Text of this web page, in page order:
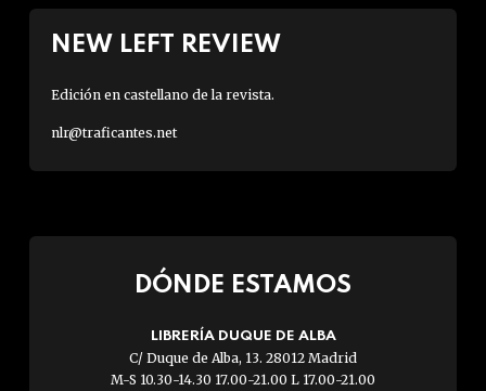
NEW LEFT REVIEW
Edición en castellano de la revista.
nlr@traficantes.net
DÓNDE ESTAMOS
LIBRERÍA DUQUE DE ALBA
C/ Duque de Alba, 13. 28012 Madrid
M-S 10.30-14.30 17.00-21.00 L 17.00-21.00